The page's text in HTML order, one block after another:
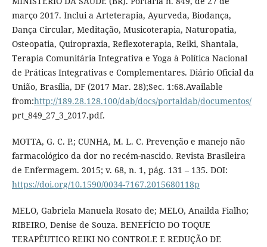
março 2017. Inclui a Arteterapia, Ayurveda, Biodança,
Dança Circular, Meditação, Musicoterapia, Naturopatia,
Osteopatia, Quiropraxia, Reflexoterapia, Reiki, Shantala,
Terapia Comunitária Integrativa e Yoga à Política Nacional
de Práticas Integrativas e Complementares. Diário Oficial da
União, Brasília, DF (2017 Mar. 28);Sec. 1:68.Available
from:http://189.28.128.100/dab/docs/portaldab/documentos/
prt_849_27_3_2017.pdf.
MOTTA, G. C. P.; CUNHA, M. L. C. Prevenção e manejo não
farmacológico da dor no recém-nascido. Revista Brasileira
de Enfermagem. 2015; v. 68, n. 1, pág. 131 – 135. DOI:
https://doi.org/10.1590/0034-7167.2015680118p
MELO, Gabriela Manuela Rosato de; MELO, Anailda Fialho;
RIBEIRO, Denise de Souza. BENEFÍCIO DO TOQUE
TERAPÊUTICO REIKI NO CONTROLE E REDUÇÃO DE